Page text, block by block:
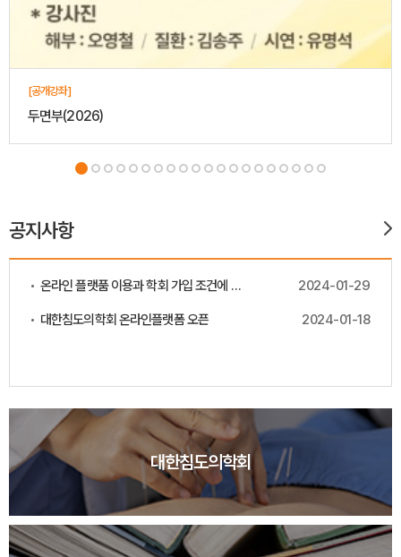
[공개강좌]
두면부(2026)
공지사항
온라인 플랫품 이용과 학회 가입 조건에 대한 안내 2024-01-29
대한침도의학회 온라인플랫폼 오픈 2024-01-18
대한침도의학회